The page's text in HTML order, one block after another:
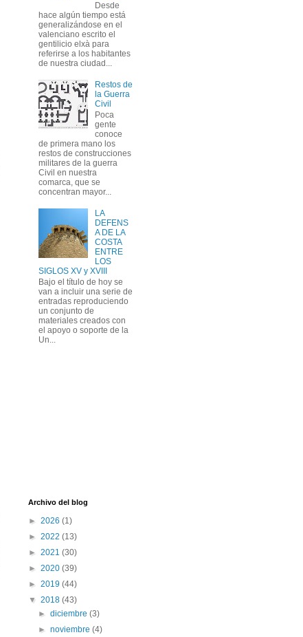
Desde
hace algún tiempo está
generalizándose en el
valenciano escrito el
gentilicio elxà para
referirse a los habitantes
de nuestra ciudad...
Restos de
la Guerra
Civil
Poca
gente
conoce
de primera mano los
restos de construcciones
militares de la guerra
Civil en nuestra
comarca, que se
concentran mayor...
LA
DEFENS
A DE LA
COSTA
ENTRE
LOS
SIGLOS XV y XVIII
Bajo el título de hoy se
van a incluir una serie de
entradas reproduciendo
un conjunto de
materiales creados con
el apoyo o soporte de la
Un...
Archivo del blog
► 2026 (1)
► 2022 (13)
► 2021 (30)
► 2020 (39)
► 2019 (44)
▼ 2018 (43)
►diciembre(3)
►noviembre(4)